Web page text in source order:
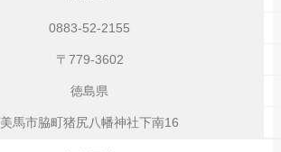
0883-52-2155
〒779-3602
徳島県
美馬市脇町猪尻八幡神社下南16